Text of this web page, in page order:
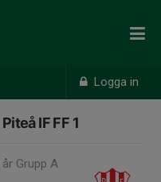
Logga in
IF FF 1
Grupp A